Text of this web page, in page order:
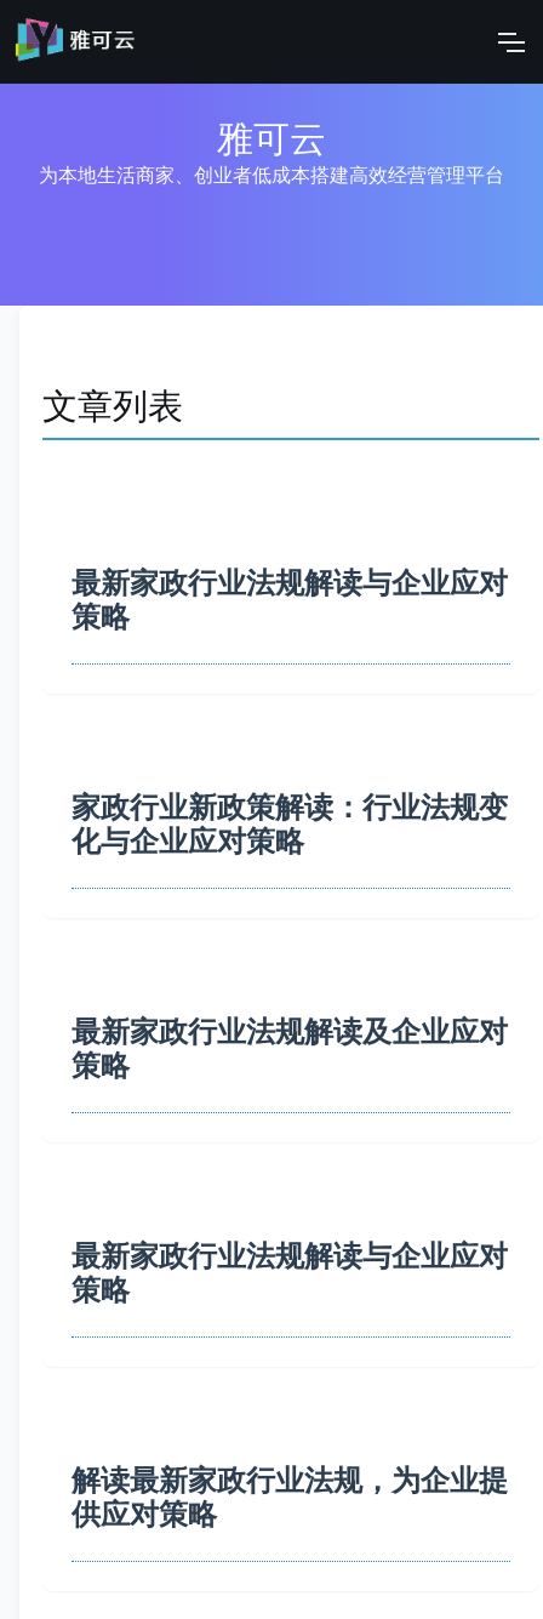
雅可云
为本地生活商家、创业者低成本搭建高效经营管理平台
文章列表
最新家政行业法规解读与企业应对
策略
家政行业新政策解读：行业法规变
化与企业应对策略
最新家政行业法规解读及企业应对
策略
最新家政行业法规解读与企业应对
策略
解读最新家政行业法规，为企业提
供应对策略